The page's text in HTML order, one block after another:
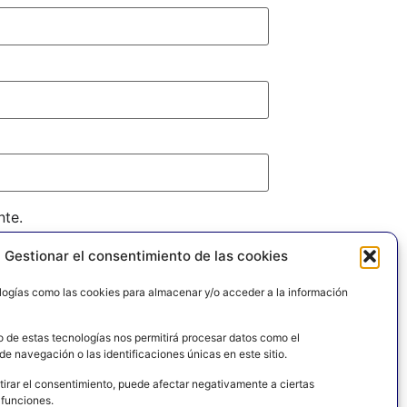
Gestionar el consentimiento de las cookies
como las cookies para almacenar y/o acceder a la información
de estas tecnologías nos permitirá procesar datos como el
navegación o las identificaciones únicas en este sitio.
el consentimiento, puede afectar negativamente a ciertas